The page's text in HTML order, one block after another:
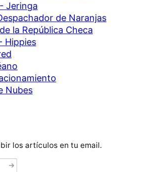
Jeringa
de Naranjas
la República Checa
Hippies
Nubes
los artículos en tu email.